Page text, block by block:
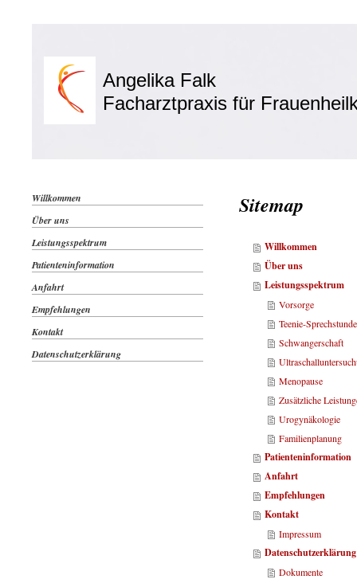
Angelika Falk
Facharztpraxis für
Willkommen
Über uns
Leistungsspektrum
Patienteninformation
Anfahrt
Empfehlungen
Kontakt
Datenschutzerklärung
Sitemap
Willkommen
Über uns
Leistungsspektrum
Vorsorge
Teenie-Sprechstunde
Schwangerschaft
Menopause
Zusätzliche
Urogynäkologie
Familienplanung
Patienteninformation
Anfahrt
Empfehlungen
Kontakt
Impressum
Datenschutzerklärung
Dokumente